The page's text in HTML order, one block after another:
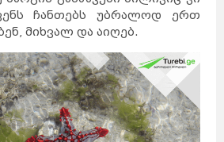
ჩანთებს უბრალოდ ერთ
მიხვალ და აიღებ.